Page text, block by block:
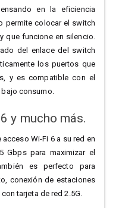
en la eficiencia
permite colocar el switch
que funcione en silencio.
del enlace del switch
los puertos que
y es compatible con el
bajo consumo.
y mucho más.
Wi-Fi 6 a su red en
Gbps para maximizar el
es perfecto para
conexión de estaciones
tarjeta de red 2.5G.